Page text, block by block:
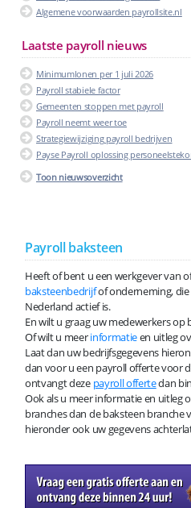
Algemene voorwaarden payrollsite.nl
Laatste payroll nieuws
Minimumlonen per 1 juli 2026
Payroll stabiele factor
Gemeenten stoppen met payroll
Payroll neemt weer toe
Strategiewijziging payroll bedrijven
Payse Payroll oplossing
Toon nieuwsoverzicht
Payroll baksteen
Heeft of bent u een werkgever van
baksteenbedrijfof onderneming, die
Nederland actief is.
En wilt u graag uw medewerkers op
Of wilt u meerinformatieen uitleg
Laat dan uw bedrijfsgegevens
dan voor u een payroll offerte voor
ontvangt deze payroll offertedan
Ook als u meer informatie en uitleg
branches dan de baksteen branche
hieronder ook uw gegevens